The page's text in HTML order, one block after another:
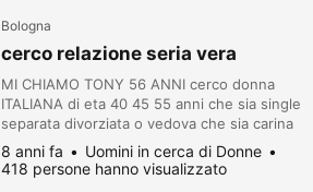
Bologna
cerco relazione seria vera
MI CHIAMO TONY 56 ANNI cerco donna
ITALIANA di eta 40 45 55 anni che sia single
separata divorziata o vedova che sia carina
e dolce di carattere anche con figli mi
piacerebbe di rivivere, non cerco avventure
, ma persona una persona che ami la
8 anni fa
Uomini in cerca di Donne
418 persone hanno visualizzato